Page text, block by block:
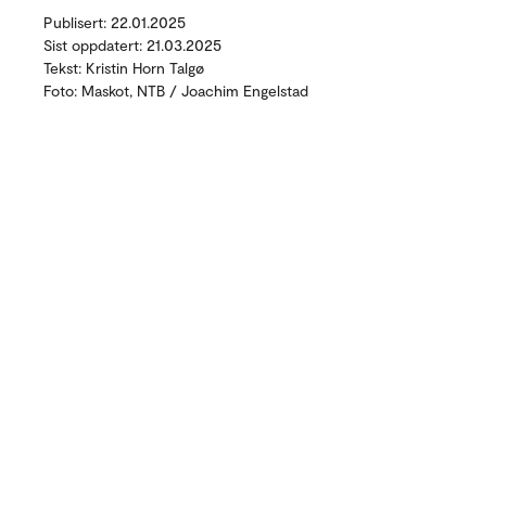
Publisert: 22.01.2025
Sist oppdatert: 21.03.2025
Tekst: Kristin Horn Talgø
Foto: Maskot, NTB / Joachim Engelstad